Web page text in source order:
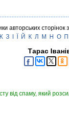
авторських сторінок
З Й К Л М Н О П
Тарас
від спаму, який